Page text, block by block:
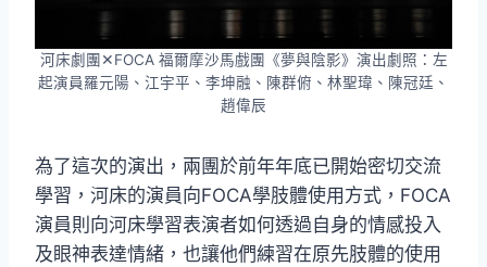
河床劇團✕FOCA 福爾摩沙馬戲團《夢與陰影》演出劇照：左
起演員羅元陽、江宇平、李坤融、陳群俯、林聖瑋、陳冠廷、
趙偉辰
為了這次的演出，兩團於前年年底已開始密切交流
學習，河床的演員向FOCA學肢體使用方式，FOCA
演員則向河床學習表演者如何透過自身的情感投入
及眼神表達情緒，也讓他們練習在原先肢體的使用